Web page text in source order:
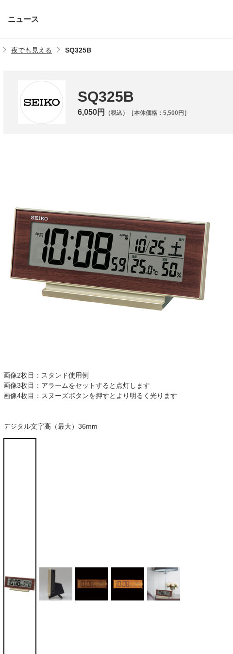
ニュース
夜でも見える SQ325B
SQ325B
6,050円 （税込）［本体価格：5,500円］
画像2枚目：スタンド使用例
画像3枚目：アラームをセットすると点灯します
画像4枚目：スヌーズボタンを押すとより明るく光ります
デジタル文字高（最大）36mm